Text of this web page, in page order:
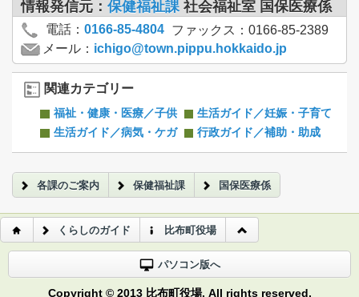
情報発信元： 保健福祉課 社会福祉室 国保医療係
電話： 0166-85-4804 ファックス：0166-85-2389
メール： ichigo@town.pippu.hokkaido.jp
関連カテゴリー
福祉・健康・医療／子供
生活ガイド／妊娠・子育て
生活ガイド／病気・ケガ
行政ガイド／補助・助成
各課のご案内 保健福祉課 国保医療係
くらしのガイド 比布町役場
パソコン版へ
Copyright © 2013 比布町役場. All rights reserved.